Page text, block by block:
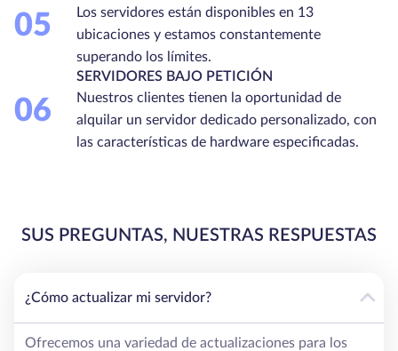
05
Los servidores están disponibles en 13
ubicaciones y estamos constantemente
superando los límites.
06
SERVIDORES BAJO PETICIÓN
Nuestros clientes tienen la oportunidad de
alquilar un servidor dedicado personalizado, con
las características de hardware especificadas.
SUS PREGUNTAS, NUESTRAS RESPUESTAS
¿Cómo actualizar mi servidor?
Ofrecemos una variedad de actualizaciones para los